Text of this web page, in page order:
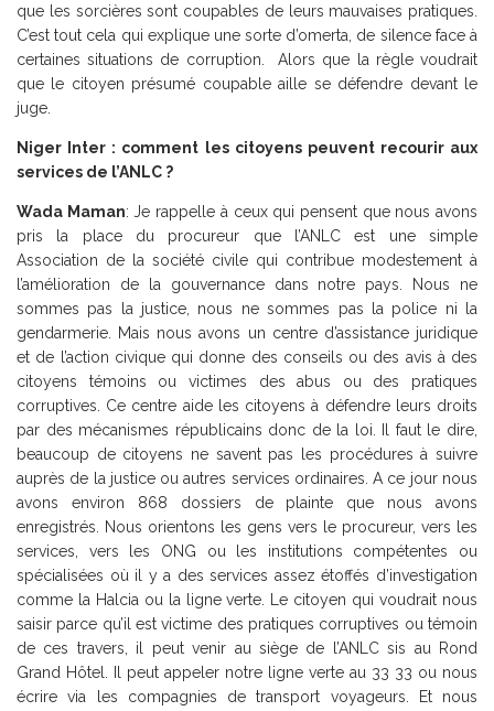
que les sorcières sont coupables de leurs mauvaises pratiques.
C’est tout cela qui explique une sorte d’omerta, de silence face à
certaines situations de corruption. Alors que la règle voudrait
que le citoyen présumé coupable aille se défendre devant le
juge.
Niger Inter : comment les citoyens peuvent recourir aux
services de l’ANLC ?
Wada Maman: Je rappelle à ceux qui pensent que nous avons
pris la place du procureur que l’ANLC est une simple
Association de la société civile qui contribue modestement à
l’amélioration de la gouvernance dans notre pays. Nous ne
sommes pas la justice, nous ne sommes pas la police ni la
gendarmerie. Mais nous avons un centre d’assistance juridique
et de l’action civique qui donne des conseils ou des avis à des
citoyens témoins ou victimes des abus ou des pratiques
corruptives. Ce centre aide les citoyens à défendre leurs droits
par des mécanismes républicains donc de la loi. Il faut le dire,
beaucoup de citoyens ne savent pas les procédures à suivre
auprès de la justice ou autres services ordinaires. A ce jour nous
avons environ 868 dossiers de plainte que nous avons
enregistrés. Nous orientons les gens vers le procureur, vers les
services, vers les ONG ou les institutions compétentes ou
spécialisées où il y a des services assez étoffés d’investigation
comme la Halcia ou la ligne verte. Le citoyen qui voudrait nous
saisir parce qu’il est victime des pratiques corruptives ou témoin
de ces travers, il peut venir au siège de l’ANLC sis au Rond
Grand Hôtel. Il peut appeler notre ligne verte au 33 33 ou nous
écrire via les compagnies de transport voyageurs. Et nous